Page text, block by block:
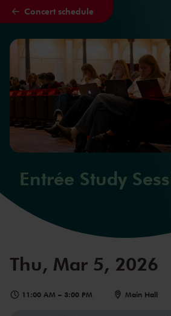
Skip to main content
Concert schedule
Entrée Study
Thu, Mar 5, 2026
11:00 AM – 3:00 PM Main Hall